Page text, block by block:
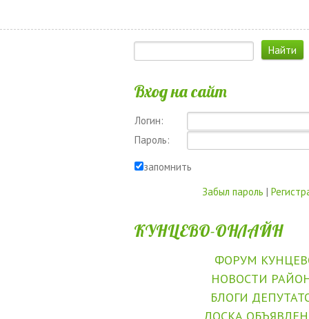
Вход на сайт
Логин:
Пароль:
запомнить
Забыл пароль |
КУНЦЕВО-ОНЛАЙН
ФОРУМ
НОВОСТИ
БЛОГИ
ДОСКА